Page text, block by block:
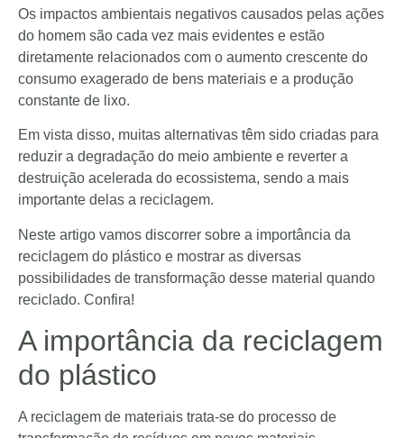
Os impactos ambientais negativos causados pelas ações
do homem são cada vez mais evidentes e estão
diretamente relacionados com o aumento crescente do
consumo exagerado de bens materiais e a produção
constante de lixo.
Em vista disso, muitas alternativas têm sido criadas para
reduzir a degradação do meio ambiente e reverter a
destruição acelerada do ecossistema, sendo a mais
importante delas a reciclagem.
Neste artigo vamos discorrer sobre a importância da
reciclagem do plástico e mostrar as diversas
possibilidades de transformação desse material quando
reciclado. Confira!
A importância da reciclagem
do plástico
A reciclagem de materiais trata-se do processo de